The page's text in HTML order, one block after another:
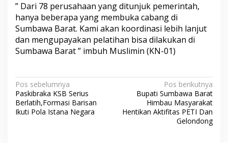
” Dari 78 perusahaan yang ditunjuk pemerintah,
hanya beberapa yang membuka cabang di
Sumbawa Barat. Kami akan koordinasi lebih lanjut
dan mengupayakan pelatihan bisa dilakukan di
Sumbawa Barat ” imbuh Muslimin (KN-01)
N
a
v
Pos sebelumnya
Paskibraka KSB Serius
Berlatih,Formasi Barisan
Ikuti Pola Istana Negara
Pos berikutnya
Bupati Sumbawa Barat
Himbau Masyarakat
Hentikan Aktifitas PETI Dan
Gelondong